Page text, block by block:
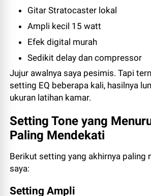
Gitar Stratocaster lokal
Ampli kecil 15 watt
Efek digital murah
Sedikit delay dan compressor
Jujur awalnya saya pesimis. Tapi
setting EQ beberapa kali, hasilnya
ukuran latihan kamar.
Setting Tone yang
Paling Mendekati
Berikut setting yang akhirnya paling
saya:
Setting Ampli